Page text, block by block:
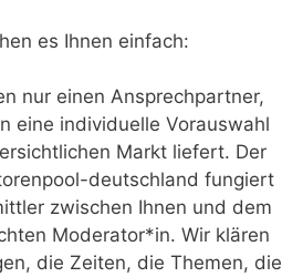
es Ihnen einfach:
nur einen Ansprechpartner,
eine individuelle Vorauswahl
Markt liefert. Der
deutschland fungiert
zwischen Ihnen und dem
Moderator*in. Wir klären
die Zeiten, die Themen, die